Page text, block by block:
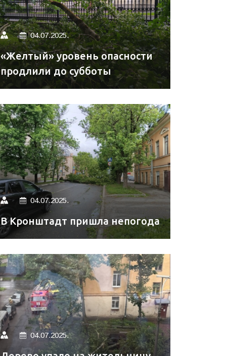
04.07.2025.
«Желтый» уровень опасности
продлили до субботы
04.07.2025.
В Кронштадт пришла непогода
04.07.2025.